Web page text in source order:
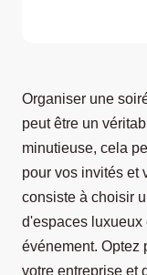
Organiser une
peut être un
minutieuse, cela
pour vos invités et
consiste à choisir
d'espaces luxueux
événement. Optez
votre entreprise et